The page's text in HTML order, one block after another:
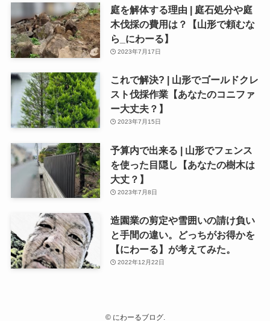
庭を解体する理由 | 庭石処分や庭
木伐採の費用は？【山形で頼むな
ら_にわーる】
2023年7月17日
これで解決? | 山形でゴールドクレ
スト伐採作業【あなたのコニファ
ー大丈夫？】
2023年7月15日
予算内で出来る | 山形でフェンス
を使った目隠し【あなたの樹木は
大丈？】
2023年7月8日
造園業の剪定や雪囲いの請け負い
と手間の違い。どっちがお得かを
【にわーる】が考えてみた。
2022年12月22日
©にわーるブログ.